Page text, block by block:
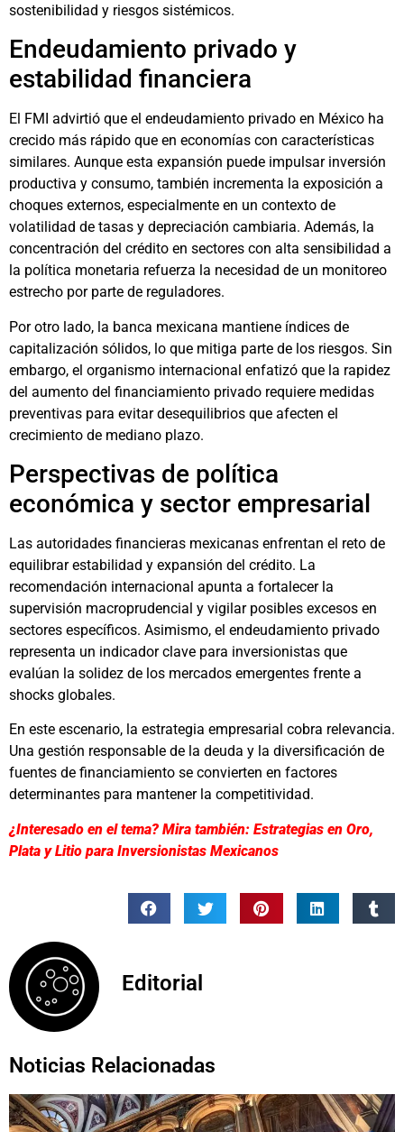
sostenibilidad y riesgos sistémicos.
Endeudamiento privado y
estabilidad financiera
El FMI advirtió que el endeudamiento privado en México ha
crecido más rápido que en economías con características
similares. Aunque esta expansión puede impulsar inversión
productiva y consumo, también incrementa la exposición a
choques externos, especialmente en un contexto de
volatilidad de tasas y depreciación cambiaria. Además, la
concentración del crédito en sectores con alta sensibilidad a
la política monetaria refuerza la necesidad de un monitoreo
estrecho por parte de reguladores.
Por otro lado, la banca mexicana mantiene índices de
capitalización sólidos, lo que mitiga parte de los riesgos. Sin
embargo, el organismo internacional enfatizó que la rapidez
del aumento del financiamiento privado requiere medidas
preventivas para evitar desequilibrios que afecten el
crecimiento de mediano plazo.
Perspectivas de política
económica y sector empresarial
Las autoridades financieras mexicanas enfrentan el reto de
equilibrar estabilidad y expansión del crédito. La
recomendación internacional apunta a fortalecer la
supervisión macroprudencial y vigilar posibles excesos en
sectores específicos. Asimismo, el endeudamiento privado
representa un indicador clave para inversionistas que
evalúan la solidez de los mercados emergentes frente a
shocks globales.
En este escenario, la estrategia empresarial cobra relevancia.
Una gestión responsable de la deuda y la diversificación de
fuentes de financiamiento se convierten en factores
determinantes para mantener la competitividad.
¿Interesado en el tema? Mira también: Estrategias en Oro,
Plata y Litio para Inversionistas Mexicanos
Editorial
Noticias Relacionadas